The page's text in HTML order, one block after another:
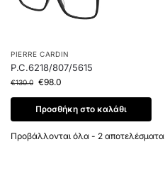
PIERRE CARDIN
P.C.6218/807/5615
€130.0 €98.0
Προσθήκη στο καλάθι
Προβάλλονται όλα - 2 αποτελέσματα